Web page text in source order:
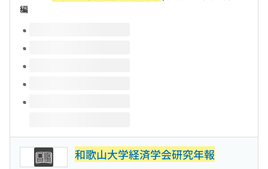
編
このタイトルの巻号
和歌山大学経済学会研究年報